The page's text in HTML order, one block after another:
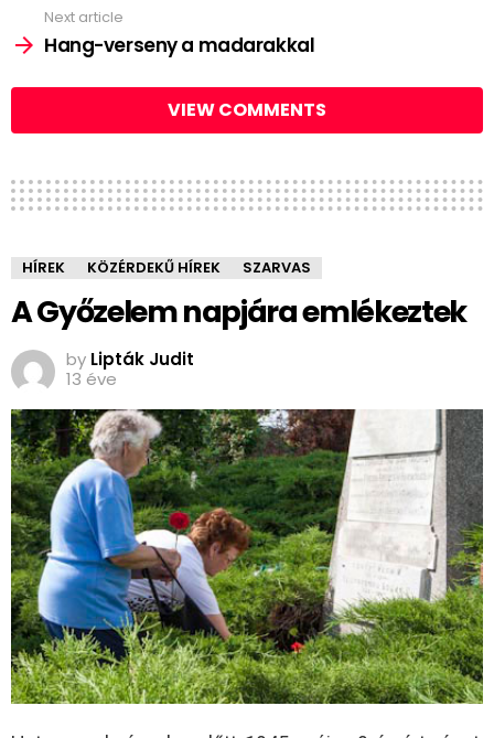
Next article
Hang-verseny a madarakkal
VIEW COMMENTS
HÍREK KÖZÉRDEKŰ HÍREK SZARVAS
A Győzelem napjára emlékeztek
by Lipták Judit
13 éve